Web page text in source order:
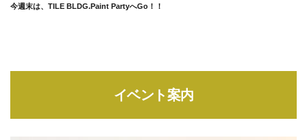
今週末は、TILE BLDG.Paint PartyへGo！！
イベント案内